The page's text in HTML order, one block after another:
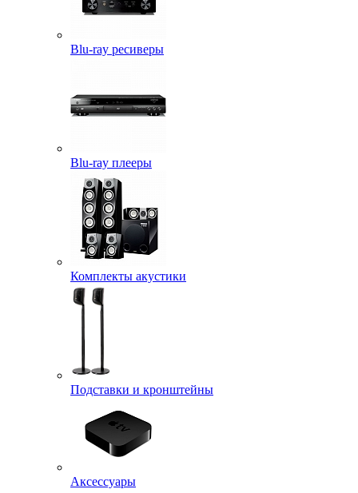
Blu-ray ресиверы
Blu-ray плееры
Комплекты акустики
Подставки и кронштейны
Аксессуары